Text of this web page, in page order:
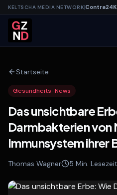
KELTSCHA MEDIA NETWORK|Contra24
Startseite
Gesundheits-News
Das unsichtbare
Darmbakterien von
Immunsystem ihrer
Thomas Wagner 5 Min. Lesezeit